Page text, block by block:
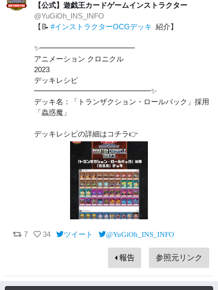
【公式】遊戯王カードゲームインストラクター
@YuGiOh_INS_INFO
【📝 #インストラクターOCGデッキ 紹介】
✨━━━━━━━━━━━━━
アニメーション クロニクル
2023
デッキレシピ
━━━━━━━━━━━━━━━━✨
デッキ名：「トランザクション・ロールバック」採用
「蟲惑魔」
デッキレシピの詳細はコチラ👉
7 34 ツイート @YuGiOh_INS_INFO
報告 参照元リンク